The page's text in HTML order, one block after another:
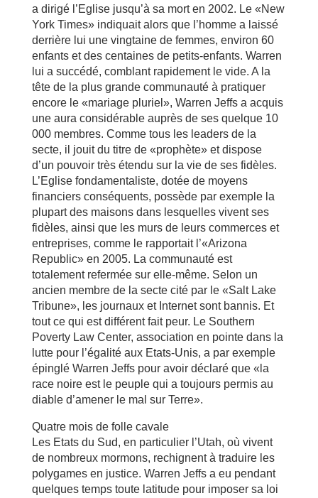
a dirigé l’Eglise jusqu’à sa mort en 2002. Le «New
York Times» indiquait alors que l’homme a laissé
derrière lui une vingtaine de femmes, environ 60
enfants et des centaines de petits-enfants. Warren
lui a succédé, comblant rapidement le vide. A la
tête de la plus grande communauté à pratiquer
encore le «mariage pluriel», Warren Jeffs a acquis
une aura considérable auprès de ses quelque 10
000 membres. Comme tous les leaders de la
secte, il jouit du titre de «prophète» et dispose
d’un pouvoir très étendu sur la vie de ses fidèles.
L’Eglise fondamentaliste, dotée de moyens
financiers conséquents, possède par exemple la
plupart des maisons dans lesquelles vivent ses
fidèles, ainsi que les murs de leurs commerces et
entreprises, comme le rapportait l’«Arizona
Republic» en 2005. La communauté est
totalement refermée sur elle-même. Selon un
ancien membre de la secte cité par le «Salt Lake
Tribune», les journaux et Internet sont bannis. Et
tout ce qui est différent fait peur. Le Southern
Poverty Law Center, association en pointe dans la
lutte pour l’égalité aux Etats-Unis, a par exemple
épinglé Warren Jeffs pour avoir déclaré que «la
race noire est le peuple qui a toujours permis au
diable d’amener le mal sur Terre».
Quatre mois de folle cavale
Les Etats du Sud, en particulier l’Utah, où vivent
de nombreux mormons, rechignent à traduire les
polygames en justice. Warren Jeffs a eu pendant
quelques temps toute latitude pour imposer sa loi